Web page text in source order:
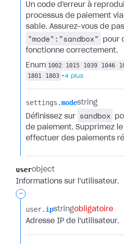
Un code d'erreur à
processus de paiement
sable. Assurez-vous de
"mode":"sandbox"
pour
fonctionne correctement.
Enum 1002 1015 1039 1046
1801
1803 +4 plus
settings.​modestring
Définissez sur
sandbox
de paiement. Supprimez
effectuer des paiements
userobject
Informations sur l'utilisateur.
-
user.​ ipstringobligatoire
Adresse IP de l'utilisateur.